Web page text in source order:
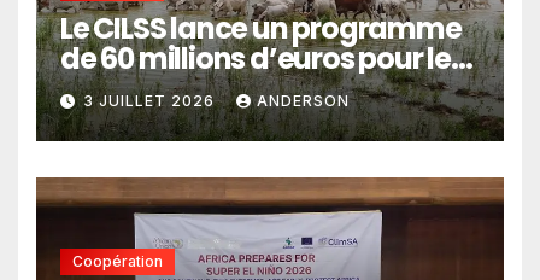
Le CILSS lance un programme
de 60 millions d’euros pour le
pastoralisme
3 JUILLET 2026 ANDERSON
Coopération